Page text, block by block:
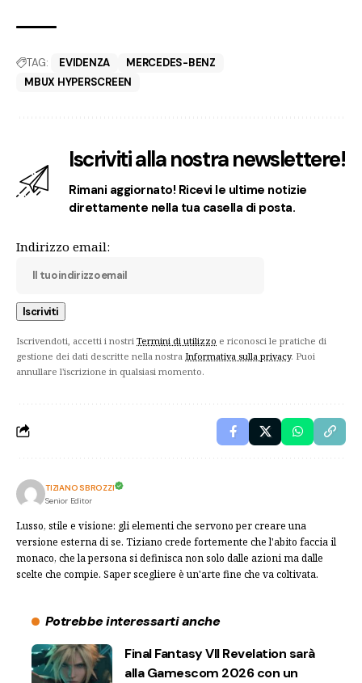
TAG: EVIDENZA
MERCEDES-BENZ
MBUX HYPERSCREEN
Iscriviti alla nostra newslettere!
Rimani aggiornato! Ricevi le ultime notizie
direttamente nella tua casella di posta.
Indirizzo email:
Iscrivendoti, accetti i nostri Termini di utilizzo e riconosci le pratiche di
gestione dei dati descritte nella nostra Informativa sulla privacy. Puoi
annullare l'iscrizione in qualsiasi momento.
TIZIANO SBROZZI
Senior Editor
Lusso, stile e visione: gli elementi che servono per creare una
versione esterna di se. Tiziano crede fortemente che l'abito faccia il
monaco, che la persona si definisca non solo dalle azioni ma dalle
scelte che compie. Saper scegliere è un'arte fine che va coltivata.
Potrebbe interessarti anche
Final Fantasy VII Revelation sarà
alla Gamescom 2026 con un